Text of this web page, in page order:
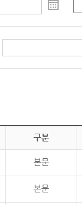
구분
본문
본문